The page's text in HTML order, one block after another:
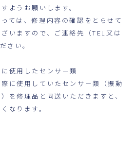
ようお願いします。
ては、修理内容の確認をとらせて
いますので、ご連絡先（TEL又は
さい。
使用したセンサー類
に使用していたセンサー類（振動
を修理品と同送いただきますと、
なります。